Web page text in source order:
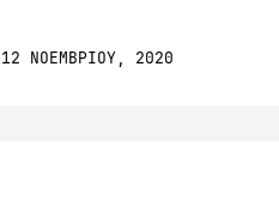
12 ΝΟΕΜΒΡΙΟΥ, 2020